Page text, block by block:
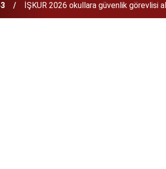
iPhone 18 Ne Zaman Çıkacak? iPhone